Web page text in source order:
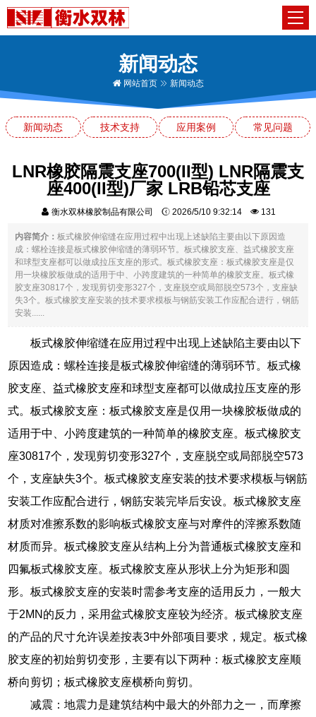
新闻动态
网站首页 新闻动态
新闻动态 技术支持 应用案例 常见问题
LNR橡胶隔震支座700(II型) LNR隔震支
座400(II型)厂家 LRB铅芯支座
衡水双林橡胶制品有限公司 2026/5/10 9:32:14 131
内容简介：板式橡胶伸缩缝在应用过程中出现上述缺陷主要由以下原因造
成：螺栓连接是板式橡胶伸缩缝的薄弱环节。板式橡胶支座、益式橡胶支座
和球型支座都可以做成拉压支座的形式。板式橡胶支座：板式橡胶支座是仅
用一块橡胶板做成的适用于中、小跨度建筑的一种简单的橡胶支座。板式橡
胶支座30817个，发现剪切变形327个，支座脱空或局部脱空573个，支座缺
失3个。板式橡胶支座安装的技术要求模板与钢筋安装工作应配合进行，钢筋
安装......
板式橡胶伸缩缝在应用过程中出现上述缺陷主要由以下
原因造成：螺栓连接是板式橡胶伸缩缝的薄弱环节。板式橡
胶支座、益式橡胶支座和球型支座都可以做成拉压支座的形
式。板式橡胶支座：板式橡胶支座是仅用一块橡胶板做成的
适用于中、小跨度建筑的一种简单的橡胶支座。板式橡胶支
座30817个，发现剪切变形327个，支座脱空或局部脱空573
个，支座缺失3个。板式橡胶支座安装的技术要求模板与钢筋
安装工作应配合进行，钢筋安装完毕后安设。板式橡胶支座
材质对准擦系数的影响板式橡胶支座与对摩件的滓擦系数随
材质而异。板式橡胶支座从结构上分为普通板式橡胶支座和
四氟板式橡胶支座。板式橡胶支座从形状上分为矩形和圆
形。板式橡胶支座的安装时需参考支座的适用反力，一般大
于2MN的反力，采用盆式橡胶支座较为经济。板式橡胶支座
的产品的尺寸允许误差按表3中外部项目要求，规定。板式橡
胶支座的初始剪切变形，主要有以下两种：板式橡胶支座顺
桥向剪切；板式橡胶支座横桥向剪切。
减震：地震力是建筑结构中最大的外部力之一，而摩擦